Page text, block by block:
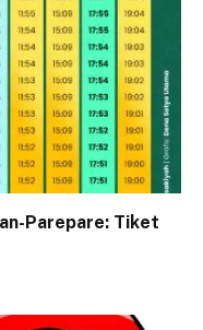
Parepare: Tiket